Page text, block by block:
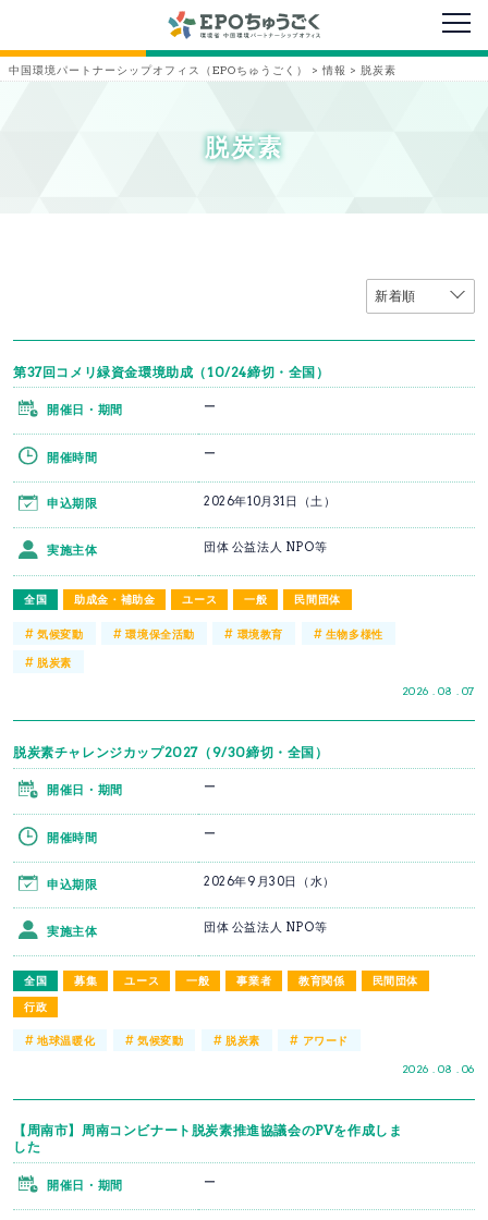
メニ
中国環境パートナーシップオフィス（EPOちゅうごく） > 情報 > 脱炭素
脱炭素
第37回コメリ緑資金環境助成（10/24締切・全国）
全国 助成金・補助金 ユース 一般 民間団体
2026 . 08 . 07
開催日・期間 ー
開催時間 ー
申込期限 2026年10月31日（土）
実施主体 団体 公益法人 NPO等
#気候変動 #環境保全活動 # 環境教育 # 生物多様性
# 脱炭素
脱炭素チャレンジカップ2027（9/30締切・全国）
全国 募集 ユース 一般 事業者 教育関係
民間団体
行政
2026 . 08 . 06
開催日・期間 ー
開催時間 ー
申込期限 2026年9月30日（水）
実施主体 団体 公益法人 NPO等
#地球温暖化 # 気候変動 #脱炭素 # アワード
【周南市】周南コンビナート脱炭素推進協議会のPVを作成しま
した
開催日・期間 ー